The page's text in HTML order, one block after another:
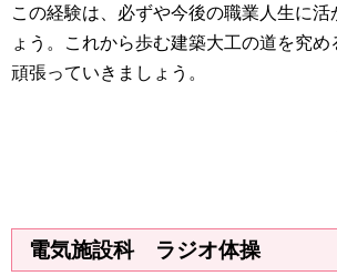
この経験は、必ずや今後の職業人生に活
ょう。これから歩む建築大工の道を究め
頑張っていきましょう。
電気施設科 ラジオ体操